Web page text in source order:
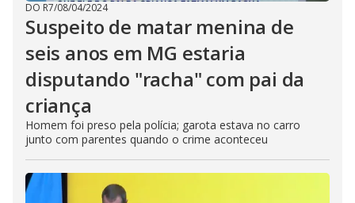
DO R7/08/04/2024
Suspeito de matar menina de
seis anos em MG estaria
disputando "racha" com pai da
criança
Homem foi preso pela polícia; garota estava no carro
junto com parentes quando o crime aconteceu